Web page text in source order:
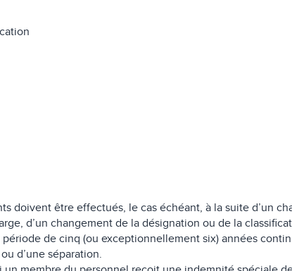
doivent être effectués, le cas échéant, à la suite d’un
d’un changement de la désignation ou de la
période de cinq (ou exceptionnellement six) années
d’une séparation.